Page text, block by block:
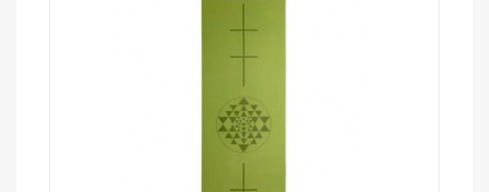
ПРИДБАТИ
Add to Wishlist